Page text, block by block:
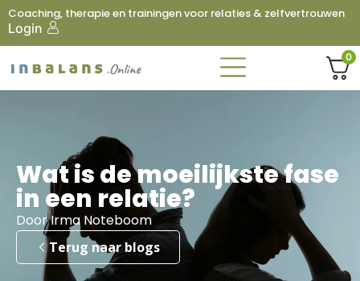
Coaching, therapie en trainingen voor relaties & zelfvertrouwen
Login
0
Wat is de moeilijkste fase
in een relatie?
Door Irma Noteboom
Terug naar blogs